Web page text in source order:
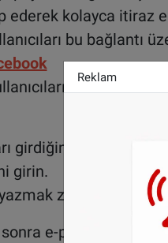
ederek kolayca itiraz
bu bağlantı
ise bu
girdiğinizde sadece
girin.
zorunda
e-posta
Reklam